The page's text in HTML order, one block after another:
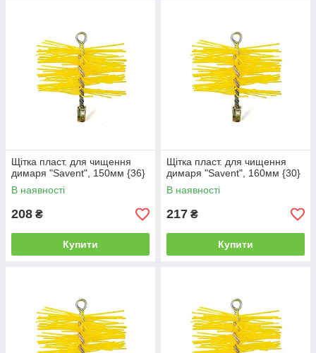
Щітка пласт. для чищення
димаря "Savent", 150мм {36}
В наявності
208 ₴
Купити
Щітка пласт. для чищення
димаря "Savent", 160мм {30}
В наявності
217 ₴
Купити